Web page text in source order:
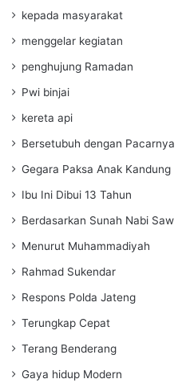
kepada masyarakat
menggelar kegiatan
penghujung Ramadan
Pwi binjai
kereta api
Bersetubuh dengan Pacarnya
Gegara Paksa Anak Kandung
Ibu Ini Dibui 13 Tahun
Berdasarkan Sunah Nabi Saw
Menurut Muhammadiyah
Rahmad Sukendar
Respons Polda Jateng
Terungkap Cepat
Terang Benderang
Gaya hidup Modern